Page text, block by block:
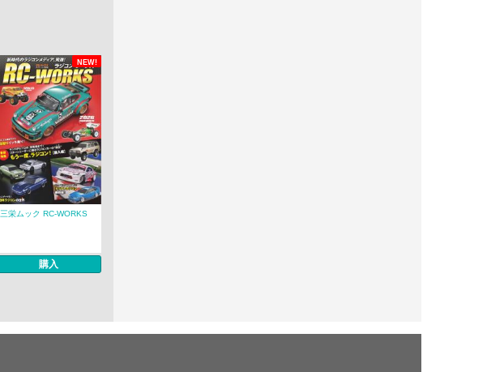
NEW!
三栄ムック RC-WORKS
購入